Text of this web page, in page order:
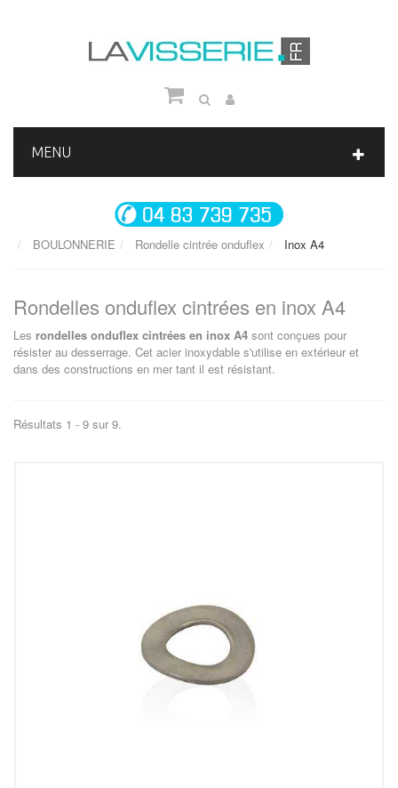
MENU
BOULONNERIE Rondelle cintrée onduflex Inox A4
Rondelles onduflex cintrées en inox A4
Les rondelles onduflex cintrées en inox A4 sont conçues pour
résister au desserrage. Cet acier inoxydable s'utilise en extérieur et
dans des constructions en mer tant il est résistant.
Résultats 1 - 9 sur 9.